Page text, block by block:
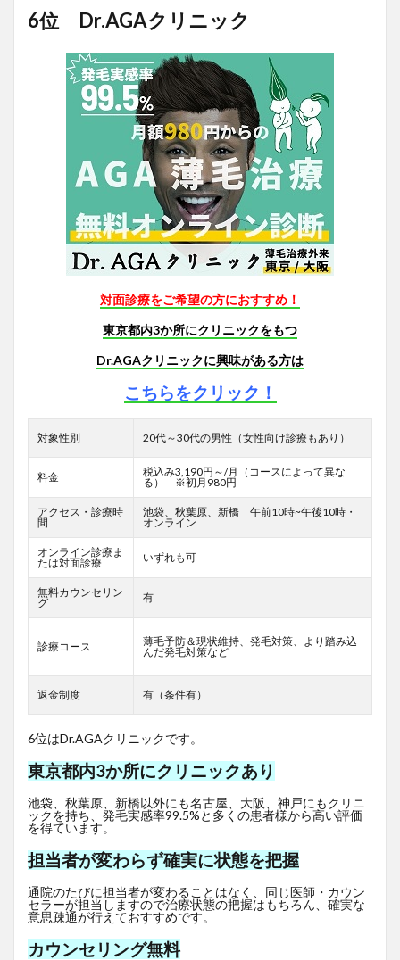
6位 Dr.AGAクリニック
対面診療をご希望の方におすすめ！
東京都内3か所にクリニックをもつ
Dr.AGAクリニックに興味がある方は
こちらをクリック！
対象性別 20代～30代の男性（女性向け診療もあり）
料金
税込み3,190円～/月（コースによって異な
る） ※初月980円
アクセス・診療時
間
池袋、秋葉原、新橋 午前10時~午後10時・
オンライン
オンライン診療ま
たは対面診療
いずれも可
無料カウンセリン
グ
有
診療コース
薄毛予防＆現状維持、発毛対策、より踏み込
んだ発毛対策など
返金制度 有（条件有）
6位はDr.AGAクリニックです。
東京都内3か所にクリニックあり
池袋、秋葉原、新橋以外にも名古屋、大阪、神戸にもクリニ
ックを持ち、発毛実感率99.5%と多くの患者様から高い評価
を得ています。
担当者が変わらず確実に状態を把握
通院のたびに担当者が変わることはなく、同じ医師・カウン
セラーが担当しますので治療状態の把握はもちろん、確実な
意思疎通が行えておすすめです。
カウンセリング無料